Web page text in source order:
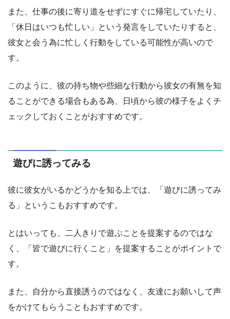
また、仕事の後に寄り道をせずにすぐに帰宅していたり、
「休日はいつも忙しい」という発言をしていたりすると、
彼女と会う為に忙しく行動をしている可能性が高いので
す。
このように、彼の持ち物や些細な行動から彼女の有無を知
ることができる場合もある為、日頃から彼の様子をよくチ
ェックしておくことがおすすめです。
遊びに誘ってみる
彼に彼女がいるかどうかを知る上では、「遊びに誘ってみ
る」というこもおすすめです。
とはいっても、二人きりで遊ぶことを提案するのではな
く、「皆で遊びに行くこと」を提案することがポイントで
す。
また、自分から直接誘うのではなく、友達にお願いして声
をかけてもらうこともおすすめです。